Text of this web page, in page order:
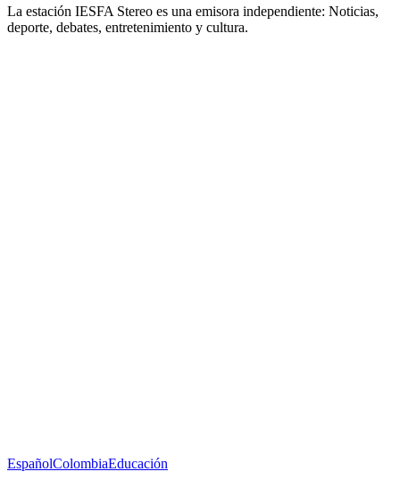
La estación IESFA Stereo es una emisora independiente: Noticias,
deporte, debates, entretenimiento y cultura.
EspañolColombiaEducación